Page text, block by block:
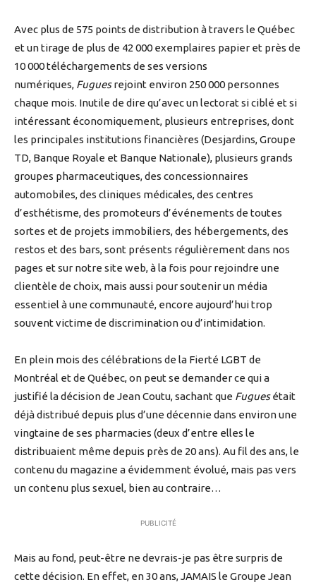
Avec plus de 575 points de distribution à travers le Québec
et un tirage de plus de 42 000 exemplaires papier et près de
10 000 téléchargements de ses versions
numériques, Fuguesrejoint environ 250 000 personnes
chaque mois. Inutile de dire qu’avec un lectorat si ciblé et si
intéressant économiquement, plusieurs entreprises, dont
les principales institutions financières (Desjardins, Groupe
TD, Banque Royale et Banque Nationale), plusieurs grands
groupes pharmaceutiques, des concessionnaires
automobiles, des cliniques médicales, des centres
d’esthétisme, des promoteurs d’événements de toutes
sortes et de projets immobiliers, des hébergements, des
restos et des bars, sont présents régulièrement dans nos
pages et sur notre site web, à la fois pour rejoindre une
clientèle de choix, mais aussi pour soutenir un média
essentiel à une communauté, encore aujourd’hui trop
souvent victime de discrimination ou d’intimidation.
En plein mois des célébrations de la Fierté LGBT de
Montréal et de Québec, on peut se demander ce qui a
justifié la décision de Jean Coutu, sachant que Fuguesétait
déjà distribué depuis plus d’une décennie dans environ une
vingtaine de ses pharmacies (deux d’entre elles le
distribuaient même depuis près de 20 ans). Au fil des ans, le
contenu du magazine a évidemment évolué, mais pas vers
un contenu plus sexuel, bien au contraire…
PUBLICITÉ
Mais au fond, peut-être ne devrais-je pas être surpris de
cette décision. En effet, en 30 ans, JAMAIS le Groupe Jean